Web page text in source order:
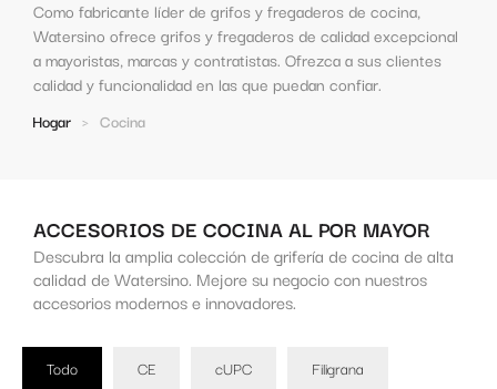
Como fabricante líder de grifos y fregaderos de cocina,
Watersino ofrece grifos y fregaderos de calidad excepcional
a mayoristas, marcas y contratistas. Ofrezca a sus clientes
calidad y funcionalidad en las que puedan confiar.
Hogar > Cocina
ACCESORIOS DE COCINA AL POR MAYOR
Descubra la amplia colección de grifería de cocina de alta
calidad de Watersino. Mejore su negocio con nuestros
accesorios modernos e innovadores.
Todo CE cUPC
Filigrana